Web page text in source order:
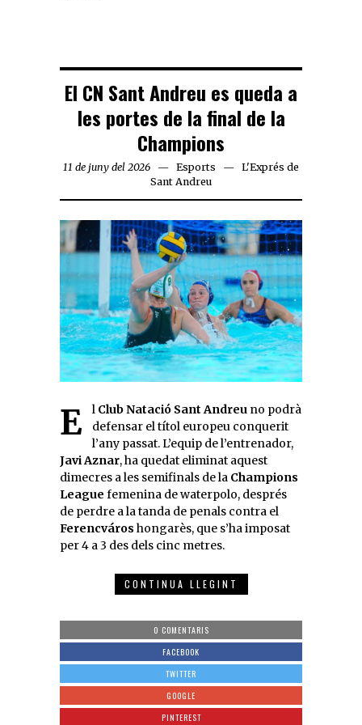
El CN Sant Andreu es queda a
les portes de la final de la
Champions
11 de juny del 2026 Esports
L'Exprés de
Sant Andreu
El Club Natació Sant Andreu no podrà
defensar el títol europeu conquerit
l’any passat. L’equip de l’entrenador,
Javi Aznar, ha quedat eliminat aquest
dimecres a les semifinals de la Champions
League femenina de waterpolo, després
de perdre a la tanda de penals contra el
Ferencváros hongarès, que s’ha imposat
per 4 a 3 des dels cinc metres.
CONTINUA LLEGINT
0 COMENTARIS
FACEBOOK
TWITTER
GOOGLE
PINTEREST